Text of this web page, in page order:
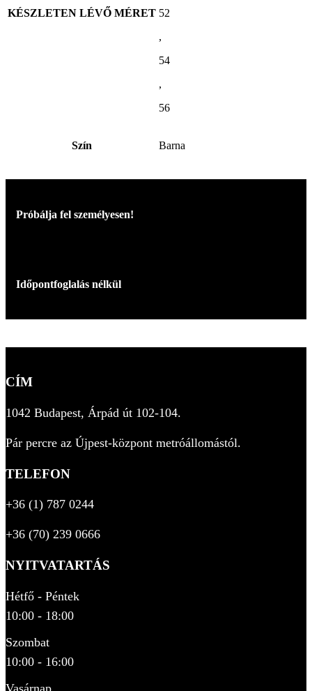
KÉSZLETEN LÉVŐ MÉRET 52
,
54
,
56
Szín Barna
Próbálja fel személyesen!
Időpontfoglalás nélkül
CÍM
1042 Budapest, Árpád út 102-104.
Pár percre az Újpest-központ metróállomástól.
TELEFON
+36 (1) 787 0244
+36 (70) 239 0666
NYITVATARTÁS
Hétfő - Péntek
10:00 - 18:00
Szombat
10:00 - 16:00